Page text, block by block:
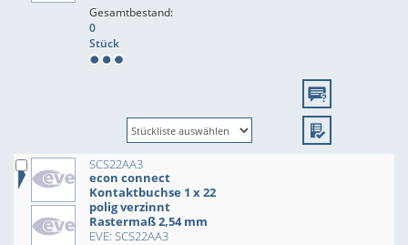
Gesamtbestand:
0
Stück
SCS22AA3
econ connect
Kontaktbuchse 1 x 22
polig verzinnt
Rastermaß 2,54 mm
EVE: SCS22AA3